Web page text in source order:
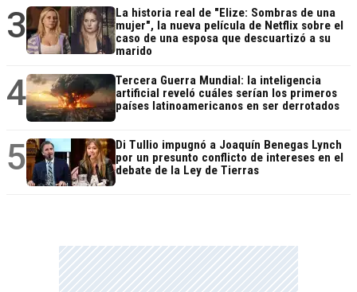
3
La historia real de "Elize: Sombras de una
mujer", la nueva película de Netflix sobre el
caso de una esposa que descuartizó a su
marido
4
Tercera Guerra Mundial: la inteligencia
artificial reveló cuáles serían los primeros
países latinoamericanos en ser derrotados
5
Di Tullio impugnó a Joaquín Benegas Lynch
por un presunto conflicto de intereses en el
debate de la Ley de Tierras